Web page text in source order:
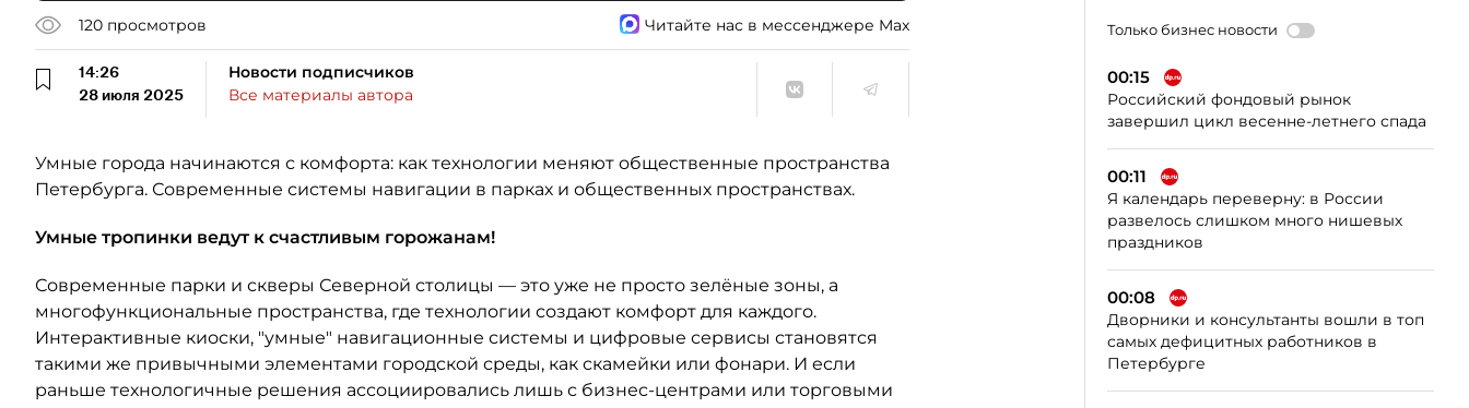
120 просмотров Читайте нас в мессенджере Max
14:26
28 июля 2025
Новости подписчиков
Все материалы автора
Умные города начинаются с комфорта: как технологии меняют общественные пространства
Петербурга. Современные системы навигации в парках и общественных пространствах.
Умные тропинки ведут к счастливым горожанам!
Современные парки и скверы Северной столицы — это уже не просто зелёные зоны, а
многофункциональные пространства, где технологии создают комфорт для каждого.
Интерактивные киоски, "умные" навигационные системы и цифровые сервисы становятся
такими же привычными элементами городской среды, как скамейки или фонари. И если
раньше технологичные решения ассоциировались лишь с бизнес-центрами или торговыми
Только бизнес новости
00:15
Российский фондовый рынок
завершил цикл весенне-летнего спада
00:11
Я календарь переверну: в России
развелось слишком много нишевых
праздников
00:08
Дворники и консультанты вошли в топ
самых дефицитных работников в
Петербурге